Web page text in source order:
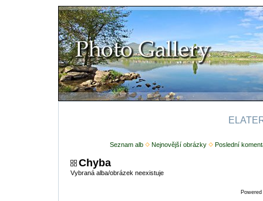
Seznam alb Nejnovější obrázky Poslední
Chyba
Vybraná alba/obrázek neexistuje